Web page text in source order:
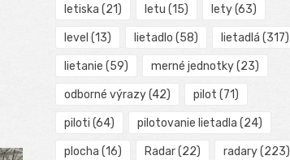
letiska (21) letu (15) lety(63)
level (13) lietadlo (58) lietadlá (317)
lietanie (59) merné jednotky(23)
odborné výrazy(42) pilot (71)
piloti (64) pilotovanie lietadla (24)
plocha (16) Radar(22) radary(223)